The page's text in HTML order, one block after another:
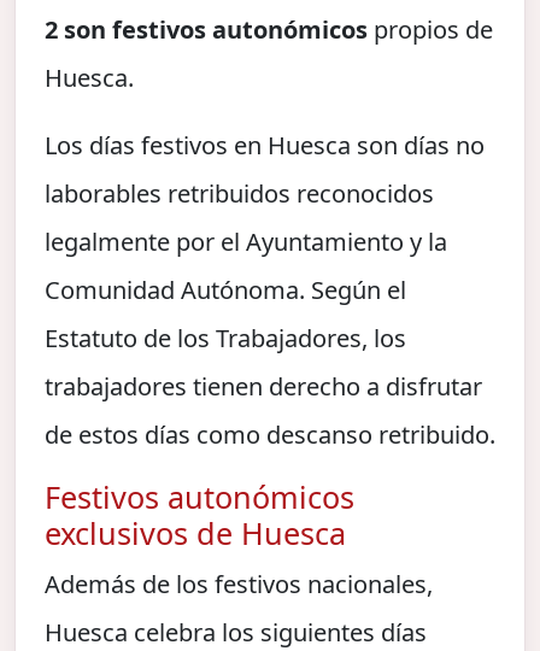
2 son festivos autonómicos propios de
Huesca.
Los días festivos en Huesca son días no
laborables retribuidos reconocidos
legalmente por el Ayuntamiento y la
Comunidad Autónoma. Según el
Estatuto de los Trabajadores, los
trabajadores tienen derecho a disfrutar
de estos días como descanso retribuido.
Festivos autonómicos
exclusivos de Huesca
Además de los festivos nacionales,
Huesca celebra los siguientes días